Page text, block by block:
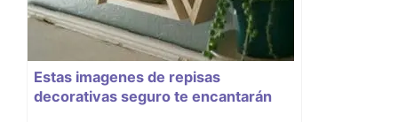
Estas imagenes de repisas
decorativas seguro te encantarán